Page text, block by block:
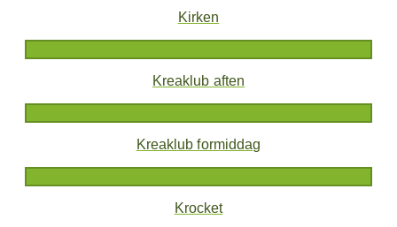
Kirken
Kreaklub aften
Kreaklub formiddag
Krocket